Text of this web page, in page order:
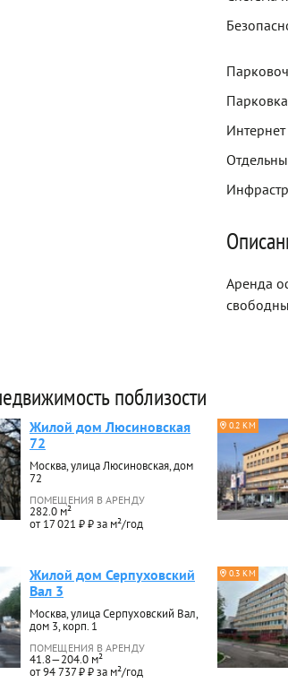
Парковка
Аренда
поблизости
Жилой дом Люсиновская
72
Москва, улица Люсиновская, дом
72
ПОМЕЩЕНИЯ В АРЕНДУ
282.0 м²
от 17 021 ₽ ₽ за м²/год
0.2 КМ
Жилой дом Серпуховский
Вал 3
Москва, улица Серпуховский Вал,
дом 3, корп. 1
ПОМЕЩЕНИЯ В АРЕНДУ
41.8—204.0 м²
от 94 737 ₽ ₽ за м²/год
0.3 КМ